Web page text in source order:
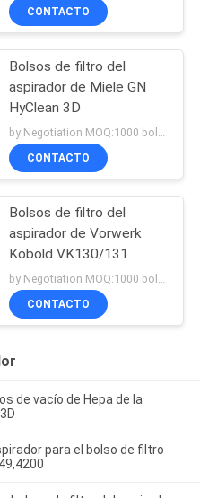
CONTACTO
Bolsos de filtro del
aspirador de Miele GN
HyClean 3D
by Negotiation MOQ:1000 bolsos/bolsos
CONTACTO
Bolsos de filtro del
aspirador de Vorwerk
Kobold VK130/131
CONTACTO
de vacío de Hepa de la
para el bolso de filtro